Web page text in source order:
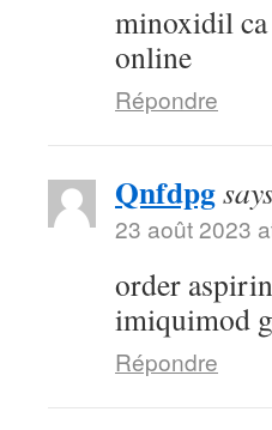
minoxidil ca
online
Répondre
Qnfdpg
23 août 2023
order
imiquimod
Répondre